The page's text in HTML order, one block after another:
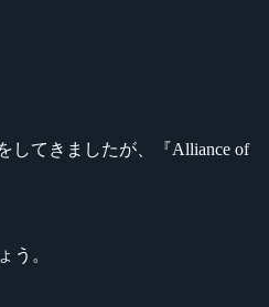
してきましたが、『Alliance of
う。